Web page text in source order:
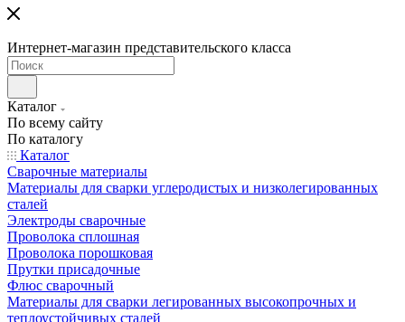
Интернет-магазин представительского класса
Каталог
По всему сайту
По каталогу
Каталог
Сварочные материалы
Материалы для сварки углеродистых и низколегированных
сталей
Электроды сварочные
Проволока сплошная
Проволока порошковая
Прутки присадочные
Флюс сварочный
Материалы для сварки легированных высокопрочных и
теплоустойчивых сталей